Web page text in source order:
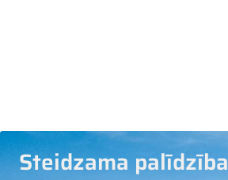
Steidzama palīdzība